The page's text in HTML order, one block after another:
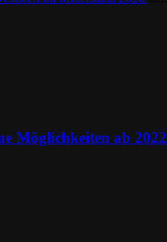
Möglichkeiten ab 2022